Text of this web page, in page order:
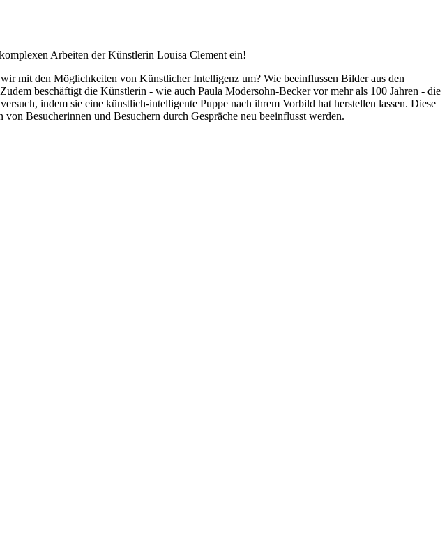
Arbeiten der Künstlerin Louisa Clement ein!
mit den Möglichkeiten von Künstlicher Intelligenz um? Wie beeinflussen Bilder aus den
beschäftigt die Künstlerin - wie auch Paula Modersohn-Becker vor mehr als 100 Jahren - die
indem sie eine künstlich-intelligente Puppe nach ihrem Vorbild hat herstellen lassen. Diese
Besucherinnen und Besuchern durch Gespräche neu beeinflusst werden.